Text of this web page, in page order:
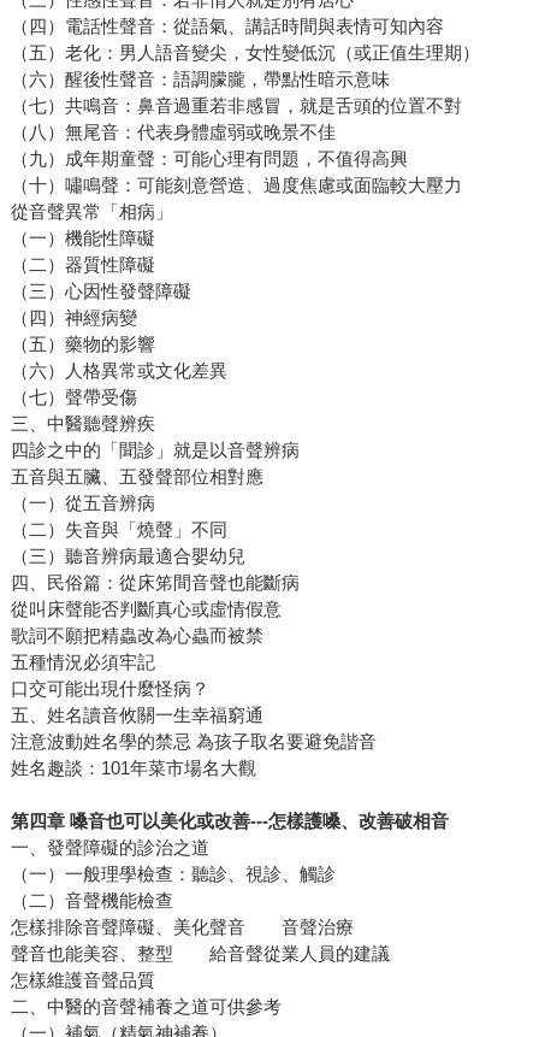
（四）電話性聲音：從語氣、講話時間與表情可知內容
（五）老化：男人語音變尖，女性變低沉（或正值生理期）
（六）醒後性聲音：語調朦朧，帶點性暗示意味
（七）共鳴音：鼻音過重若非感冒，就是舌頭的位置不對
（八）無尾音：代表身體虛弱或晚景不佳
（九）成年期童聲：可能心理有問題，不值得高興
（十）嘯鳴聲：可能刻意營造、過度焦慮或面臨較大壓力
從音聲異常「相病」
（一）機能性障礙
（二）器質性障礙
（三）心因性發聲障礙
（四）神經病變
（五）藥物的影響
（六）人格異常或文化差異
（七）聲帶受傷
三、中醫聽聲辨疾
四診之中的「聞診」就是以音聲辨病
五音與五臟、五發聲部位相對應
（一）從五音辨病
（二）失音與「燒聲」不同
（三）聽音辨病最適合嬰幼兒
四、民俗篇：從床笫間音聲也能斷病
從叫床聲能否判斷真心或虛情假意
歌詞不願把精蟲改為心蟲而被禁
五種情況必須牢記
口交可能出現什麼怪病？
五、姓名讀音攸關一生幸福窮通
注意波動姓名學的禁忌 為孩子取名要避免諧音
姓名趣談：101年菜市場名大觀
第四章 嗓音也可以美化或改善---怎樣護嗓、改善破相音
一、發聲障礙的診治之道
（一）一般理學檢查：聽診、視診、觸診
（二）音聲機能檢查
怎樣排除音聲障礙、美化聲音 音聲治療
聲音也能美容、整型 給音聲從業人員的建議
怎樣維護音聲品質
二、中醫的音聲補養之道可供參考
（一）補氣（精氣神補養）